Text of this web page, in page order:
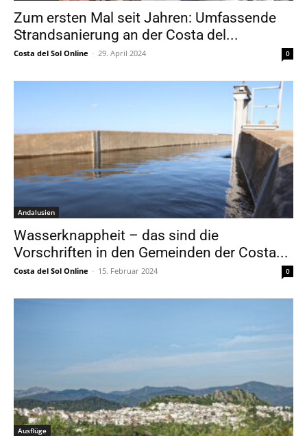
Zum ersten Mal seit Jahren: Umfassende
Strandsanierung an der Costa del...
Costa del Sol Online - 29. April 2024 0
Andalusien
Wasserknappheit – das sind die
Vorschriften in den Gemeinden der Costa...
Costa del Sol Online - 15. Februar 2024 0
Ausflüge